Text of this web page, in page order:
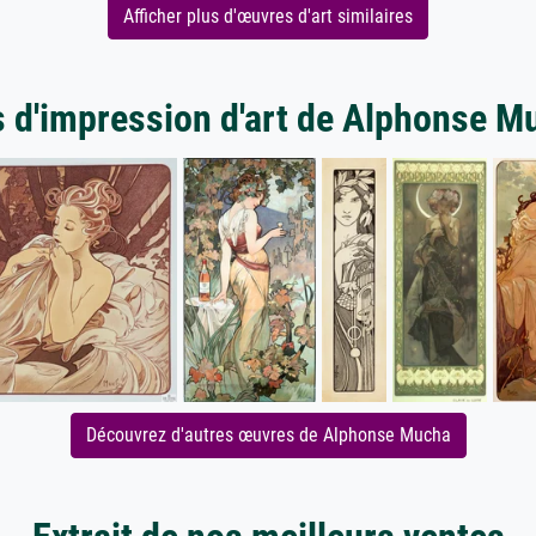
Afficher plus d'œuvres d'art similaires
d'impression d'art de Alphonse
Découvrez d'autres œuvres de Alphonse Mucha